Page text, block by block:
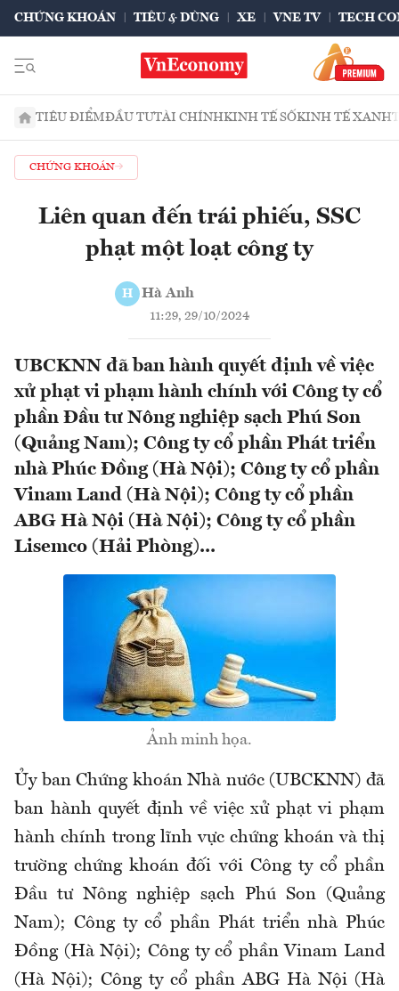
CHỨNG KHOÁN TIÊU & DÙNG XE VNE TV TECH
TIÊU ĐIỂMĐẦU TƯTÀI CHÍNHKINH TẾ SỐKINH TẾ XANH
CHỨNG KHOÁN
Liên quan đến trái phiếu, SSC
phạt một loạt công ty
H Hà Anh
11:29, 29/10/2024
UBCKNN đã ban hành quyết định về việc
xử phạt vi phạm hành chính với Công ty cổ
phần Đầu tư Nông nghiệp sạch Phú Son
(Quảng Nam); Công ty cổ phần Phát triển
nhà Phúc Đồng (Hà Nội); Công ty cổ phần
Vinam Land (Hà Nội); Công ty cổ phần
ABG Hà Nội (Hà Nội); Công ty cổ phần
Lisemco (Hải Phòng)...
Ảnh minh họa.
Ủy ban Chứng khoán Nhà nước (UBCKNN) đã
ban hành quyết định về việc xử phạt vi phạm
hành chính trong lĩnh vực chứng khoán và thị
trường chứng khoán đối với Công ty cổ phần
Đầu tư Nông nghiệp sạch Phú Son (Quảng
Nam); Công ty cổ phần Phát triển nhà Phúc
Đồng (Hà Nội); Công ty cổ phần Vinam Land
(Hà Nội); Công ty cổ phần ABG Hà Nội (Hà